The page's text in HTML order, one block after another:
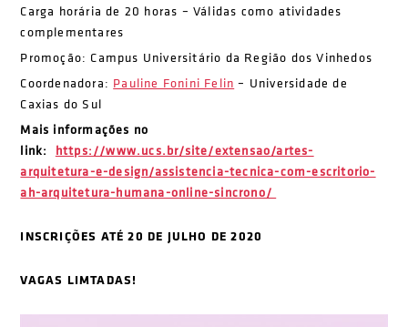
Carga horária de 20 horas – Válidas como atividades
complementares
Promoção: Campus Universitário da Região dos Vinhedos
Coordenadora: Pauline Fonini Felin – Universidade de
Caxias do Sul
Mais informações no
link: https://www.ucs.br/site/extensao/artes-
arquitetura-e-design/assistencia-tecnica-com-escritorio-
ah-arquitetura-humana-online-sincrono/
INSCRIÇÕES ATÉ 20 DE JULHO DE 2020
VAGAS LIMTADAS!